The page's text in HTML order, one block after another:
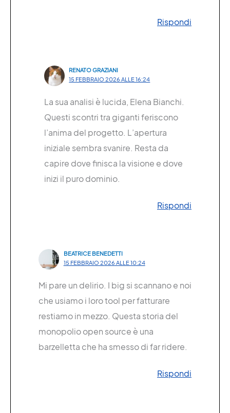
Rispondi
RENATO GRAZIANI
15 FEBBRAIO 2026 ALLE 16:24
La sua analisi è lucida, Elena Bianchi.
Questi scontri tra giganti feriscono
l’anima del progetto. L’apertura
iniziale sembra svanire. Resta da
capire dove finisca la visione e dove
inizi il puro dominio.
Rispondi
BEATRICE BENEDETTI
15 FEBBRAIO 2026 ALLE 10:24
Mi pare un delirio. I big si scannano e noi
che usiamo i loro tool per fatturare
restiamo in mezzo. Questa storia del
monopolio open source è una
barzelletta che ha smesso di far ridere.
Rispondi